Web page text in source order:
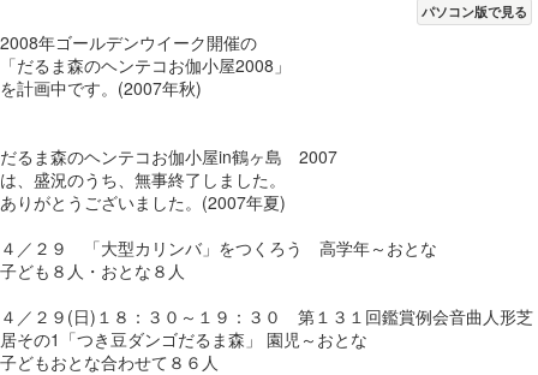
パソコン版で見る
2008年ゴールデンウイーク開催の
「だるま森のヘンテコお伽小屋2008」
を計画中です。(2007年秋)
だるま森のヘンテコお伽小屋in鶴ヶ島 2007
は、盛況のうち、無事終了しました。
ありがとうございました。(2007年夏)
４／２９ 「大型カリンバ」をつくろう 高学年～おとな
子ども８人・おとな８人
４／２９(日)１８：３０～１９：３０ 第１３１回鑑賞例会音曲人形芝
居その1「つき豆ダンゴだるま森」 園児～おとな
子どもおとな合わせて８６人